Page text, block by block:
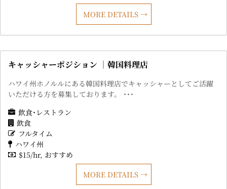
MORE DETAILS
キャッシャーポジション ｜韓国料理店
ハワイ州ホノルルにある韓国料理店でキャッシャーとしてご活躍
いただける方を募集しております。 ･･･
飲食･レストラン
飲食
フルタイム
ハワイ州
$15/hr おすすめ
MORE DETAILS